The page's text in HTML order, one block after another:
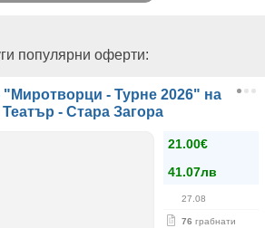
популярни оферти:
"Миротворци - Турне 2026" на
- Стара Загора
21.00€
41.07лв
27.08
76 грабнати